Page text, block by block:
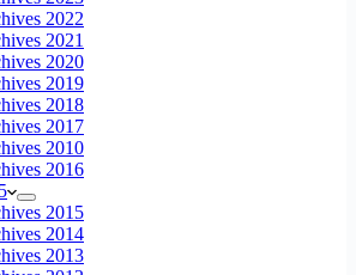
2022
2021
2020
2019
2018
2017
2010
2016
2015
2014
2013